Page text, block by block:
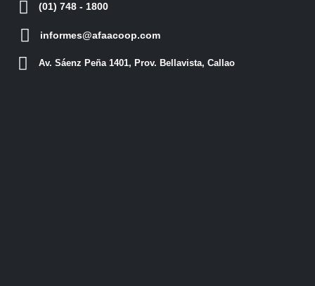
(01) 748 - 1800
informes@afaacoop.com
Av. Sáenz Peña 1401, Prov. Bellavista, Callao